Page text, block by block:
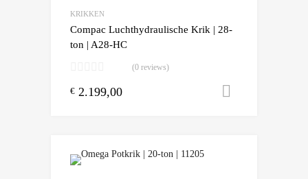
KRIKKEN
Compac Luchthydraulische Krik | 28-
ton | A28-HC
(0 reviews)
€ 2.199,00